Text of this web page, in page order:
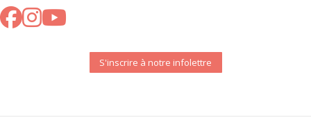
S'inscrire à notre infolettre